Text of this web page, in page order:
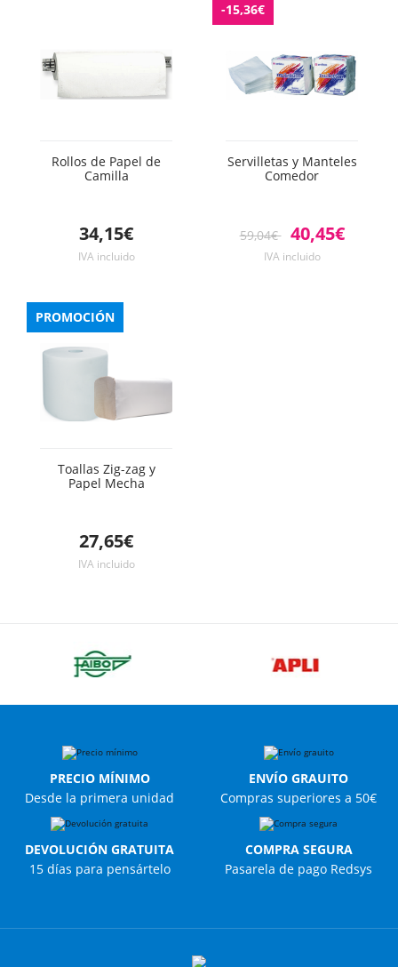
Rollos de Papel de
Camilla
34,15€
IVA incluido
-15,36€
Servilletas y Manteles
Comedor
59,04€ 40,45€
IVA incluido
PROMOCIÓN
Toallas Zig-zag y
Papel Mecha
27,65€
IVA incluido
PRECIO MÍNIMO
Desde la primera unidad
ENVÍO GRAUITO
Compras superiores a 50€
DEVOLUCIÓN GRATUITA
15 días para pensártelo
COMPRA SEGURA
Pasarela de pago Redsys